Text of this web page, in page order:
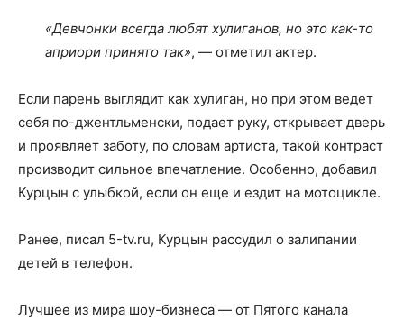
«Девчонки всегда любят хулиганов, но это как-то
априори принято так», — отметил актер.
Если парень выглядит как хулиган, но при этом ведет
себя по-джентльменски, подает руку, открывает дверь
и проявляет заботу, по словам артиста, такой контраст
производит сильное впечатление. Особенно, добавил
Курцын с улыбкой, если он еще и ездит на мотоцикле.
Ранее, писал 5-tv.ru, Курцын рассудил о залипании
детей в телефон.
Лучшее из мира шоу-бизнеса — от Пятого канала